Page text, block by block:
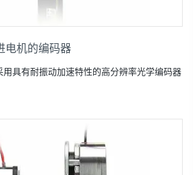
电机的编码器
具有耐振动加速特性的高分辨率光学编码器